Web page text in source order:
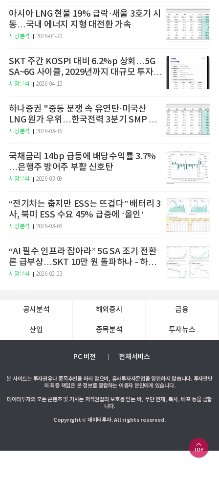
아시아 LNG 현물 19% 급락·새울 3호기 시
동…국내 에너지 지형 대전환 가속
시장분석 2026-04-20
SKT 주간 KOSPI 대비 6.2%p 상회…5G
SA~6G 사이클, 2029년까지 대규모 투자
예고
시장분석 2026-04-13
하나증권 "중동 분쟁 속 유연탄·미국산
LNG 원가 우위…한국전력 3분기 SMP 상
승 전망"
시장분석 2026-03-16
국채금리 14bp 급등에 배당수익률 3.7%
…은행주 방어주 부활 신호탄
시장분석 2026-03-09
“전기차는 춥지만 ESS는 뜨겁다” 배터리 3
사, 북미 ESS 수요 45% 급증에 ‘올인’
시장분석 2026-03-03
“AI 필수 인프라 잡아라” 5G SA 조기 전환
론 급부상…SKT 10만 원 돌파하나 - 하나
증권
시장분석 2026-02-23
공시분석 해외증시 금융
산업 종목분석 투자뉴스
PC 버전 전체서비스
본 사이트는 투자권유나 종목추천을 하지 않으며, 유사투자자문업을 영위하지 않습니다. 투자판단
의 최종 책임은 본 정보를 열람하는 이용자 본인에게 있습니다.
데이터투자의 모든 콘텐츠 및 기사는 저작권법의 보호를 받는 바, 무단 전재, 복사, 배포 등을 금합
니다.
Copyright © 데이터투자. All rights reserved.